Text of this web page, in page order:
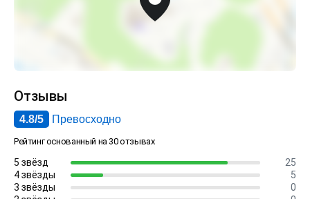
Отзывы
4.8/5 Превосходно
Рейтинг основанный на 30 отзывах
5 звёзд
25
4 звёзды
5
3 звёзды
0